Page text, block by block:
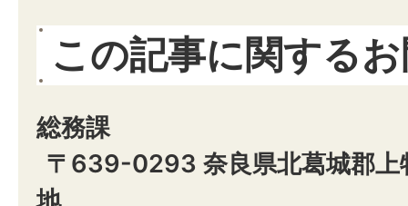
この記事に関する
総務課
〒639-0293 奈良県北葛城郡
地